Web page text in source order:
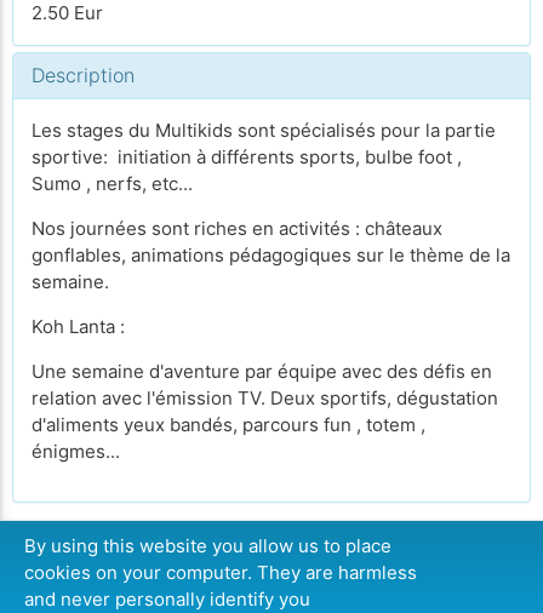
2.50 Eur
Description
Les stages du Multikids sont spécialisés pour la partie
sportive: initiation à différents sports, bulbe foot ,
Sumo , nerfs, etc...
Nos journées sont riches en activités : châteaux
gonflables, animations pédagogiques sur le thème de la
semaine.
Koh Lanta :
Une semaine d'aventure par équipe avec des défis en
relation avec l'émission TV. Deux sportifs, dégustation
d'aliments yeux bandés, parcours fun , totem ,
énigmes...
CONTINUER
By using this website you allow us to place
cookies on your computer. They are harmless
and never personally identify you